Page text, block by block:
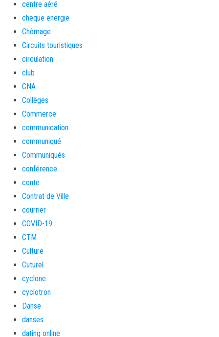
centre aéré
cheque energie
Chômage
Circuits touristiques
circulation
club
CNA
Collèges
Commerce
communication
communiqué
Communiqués
conférence
conte
Contrat de Ville
courrier
COVID-19
CTM
Culture
Cuturel
cyclone
cyclotron
Danse
danses
dating online